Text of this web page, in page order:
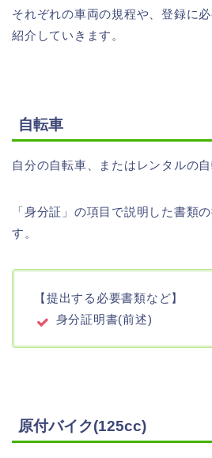
それぞれの車両の規程や、登録に
紹介していきます。
自転車
自分の自転車、またはレンタルの
「身分証」の項目で説明した書類
す。
【提出する必要書類など】
身分証明書(前述)
原付バイク(125cc)